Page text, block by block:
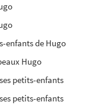
enfants de Hugo
Hugo
petits-enfants
petits-enfants